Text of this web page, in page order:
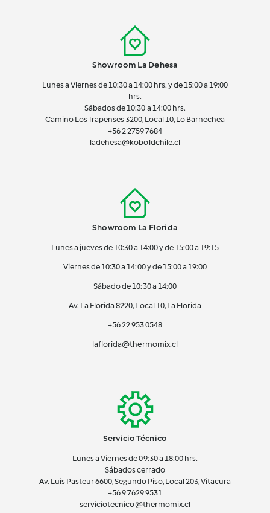
Showroom La Dehesa
Lunes a Viernes de 10:30 a 14:00 hrs. y de 15:00 a 19:00
hrs.
Sábados de 10:30 a 14:00 hrs.
Camino Los Trapenses 3200, Local 10, Lo Barnechea
+56 22759 7684
ladehesa@koboldchile.cl
Showroom La Florida
Lunes a jueves de 10:30 a 14:00 y de 15:00 a 19:15
Viernes de 10:30 a 14:00 y de 15:00 a 19:00
Sábado de 10:30 a 14:00
Av. La Florida 8220, Local 10, La Florida
+56 22 953 0548
laflorida@thermomix.cl
Servicio Técnico
Lunes a Viernes de 09:30 a 18:00 hrs.
Sábados cerrado
Av. Luis Pasteur 6600, Segundo Piso, Local 203, Vitacura
+56 9 7629 9531
serviciotecnico@thermomix.cl